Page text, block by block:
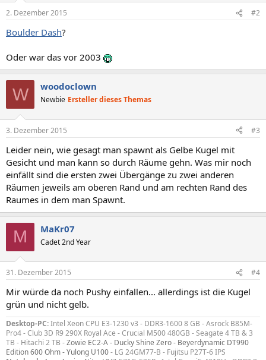
2. Dezember 2015 #2
Boulder Dash?
Oder war das vor 2003
W woodoclown
Newbie Ersteller dieses Themas
3. Dezember 2015 #3
Leider nein, wie gesagt man spawnt als Gelbe Kugel mit
Gesicht und man kann so durch Räume gehn. Was mir noch
einfällt sind die ersten zwei Übergänge zu zwei anderen
Räumen jeweils am oberen Rand und am rechten Rand des
Raumes in dem man Spawnt.
M MaKr07
Cadet 2nd Year
31. Dezember 2015 #4
Mir würde da noch Pushy einfallen... allerdings ist die Kugel
grün und nicht gelb.
Desktop-PC:Intel Xeon CPU E3-1230 v3 - DDR3-1600 8 GB - Asrock B85M-
Pro4 - Club 3D R9 290X Royal Ace - Crucial M500 480GB - Seagate 4 TB & 3
TB - Hitachi 2 TB -Zowie EC2-A - Ducky Shine Zero - Beyerdynamic DT990
Edition 600 Ohm - Yulong U100- LG 24GM77-B - Fujitsu P27T-6 IPS